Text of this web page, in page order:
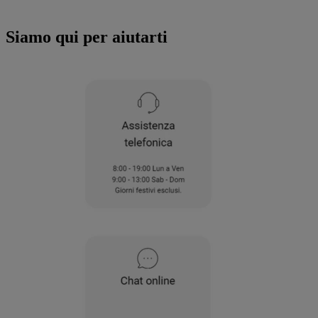
Siamo qui per aiutarti
condivisione dei tuoi dati con terze parti
per tali finalità. Accedendo alla sezione
specifico le tue preferenze.